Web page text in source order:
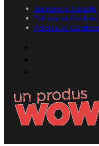
Termene și Condiții
Politica de Cookies
Politica de